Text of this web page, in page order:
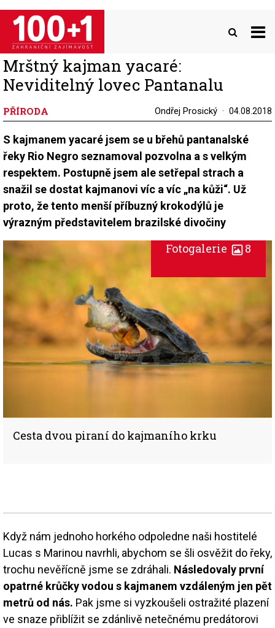
Přejít
hlavnímu
obsahu
Mrštný kajman yacaré:
Neviditelný lovec Pantanalu
PŘÍRODA Ondřej Prosický 04.08.2018
S kajmanem yacaré jsem se u břehů pantanalské
řeky Rio Negro seznamoval pozvolna a s velkým
respektem. Postupně jsem ale setřepal strach a
snažil se dostat kajmanovi víc a víc „na kůži“. Už
proto, že tento menší příbuzný krokodýlů je
výrazným představitelem brazilské divočiny
Cesta dvou piraní do kajmaního krku
Fotogalerie 8
Když nám jednoho horkého odpoledne naši hostitelé
Lucas s Marinou navrhli, abychom se šli osvěžit do řeky,
trochu nevěřícně jsme se zdráhali. Následovaly první
opatrné krůčky vodou s kajmanem vzdáleným jen pět
metrů od nás. Pak jsme si vyzkoušeli ostražité plazení
ve snaze přiblížit se zdánlivě netečnému predátorovi